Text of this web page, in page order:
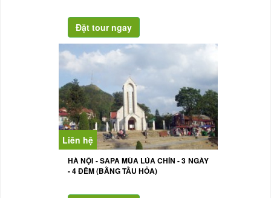
Liên hệ
HÀ NỘI - SAPA MÙA LÚA CHÍN - 3 NGÀY
- 4 ĐÊM (BẰNG TẦU HỎA)